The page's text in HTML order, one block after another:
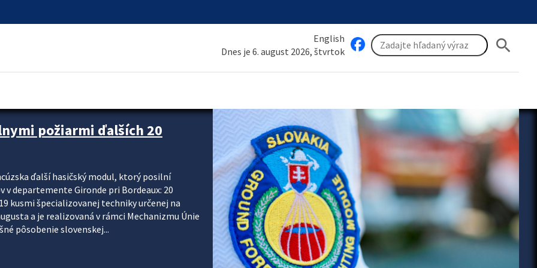
English
Dnes je 6. august 2026, štvrtok
search
a ako sa pripraviť
horúčav obyvateľom odporúča preventívne
civilnej ochrany, polície a hasičov majú za
OCHRANA A KRÍZOVÉ RIADENIE Sekcia
riadenia okresných úradov monitoruje
následky týchto...